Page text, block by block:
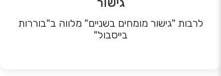
לרבות "גישור מומחים בשניים" מלווה ב"בוררות
בייסבול"